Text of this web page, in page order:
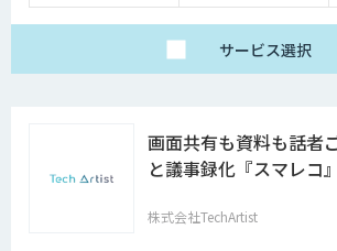
サービス選択
画面共有も資料も話者
と議事録化『スマレコ』
株式会社TechArtist